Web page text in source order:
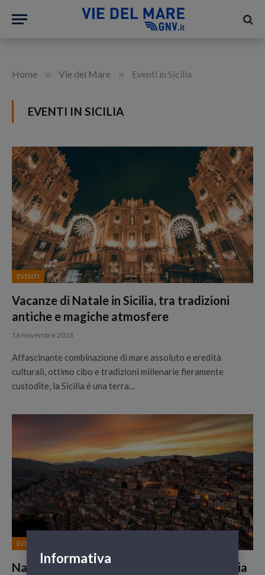
Home » Vie del Mare » Eventi in Sicilia
EVENTI IN SICILIA
EVENTI
Vacanze di Natale in Sicilia, tra tradizioni
antiche e magiche atmosfere
16 Novembre 2023
Affascinante combinazione di mare assoluto e eredità
culturali, ottimo cibo e tradizioni millenarie fieramente
custodite, la Sicilia è una terra…
EVENTI
Natale 2023: i più bei presepi viventi in Italia
Informativa